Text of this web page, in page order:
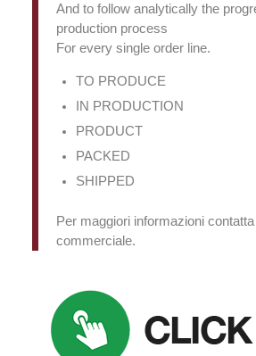
And to follow analytically the
production process
For every single order line.
TO PRODUCE
IN PRODUCTION
PRODUCT
PACKED
SHIPPED
Per maggiori informazioni
commerciale.